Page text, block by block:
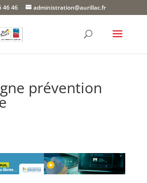
46 46 administration@aurillac.fr
prévention